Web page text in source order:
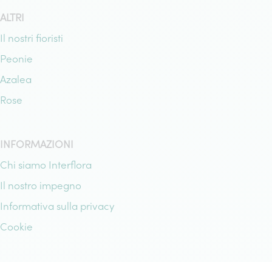
ALTRI
Il nostri fioristi
Peonie
Azalea
Rose
INFORMAZIONI
Chi siamo Interflora
Il nostro impegno
Informativa sulla privacy
Cookie